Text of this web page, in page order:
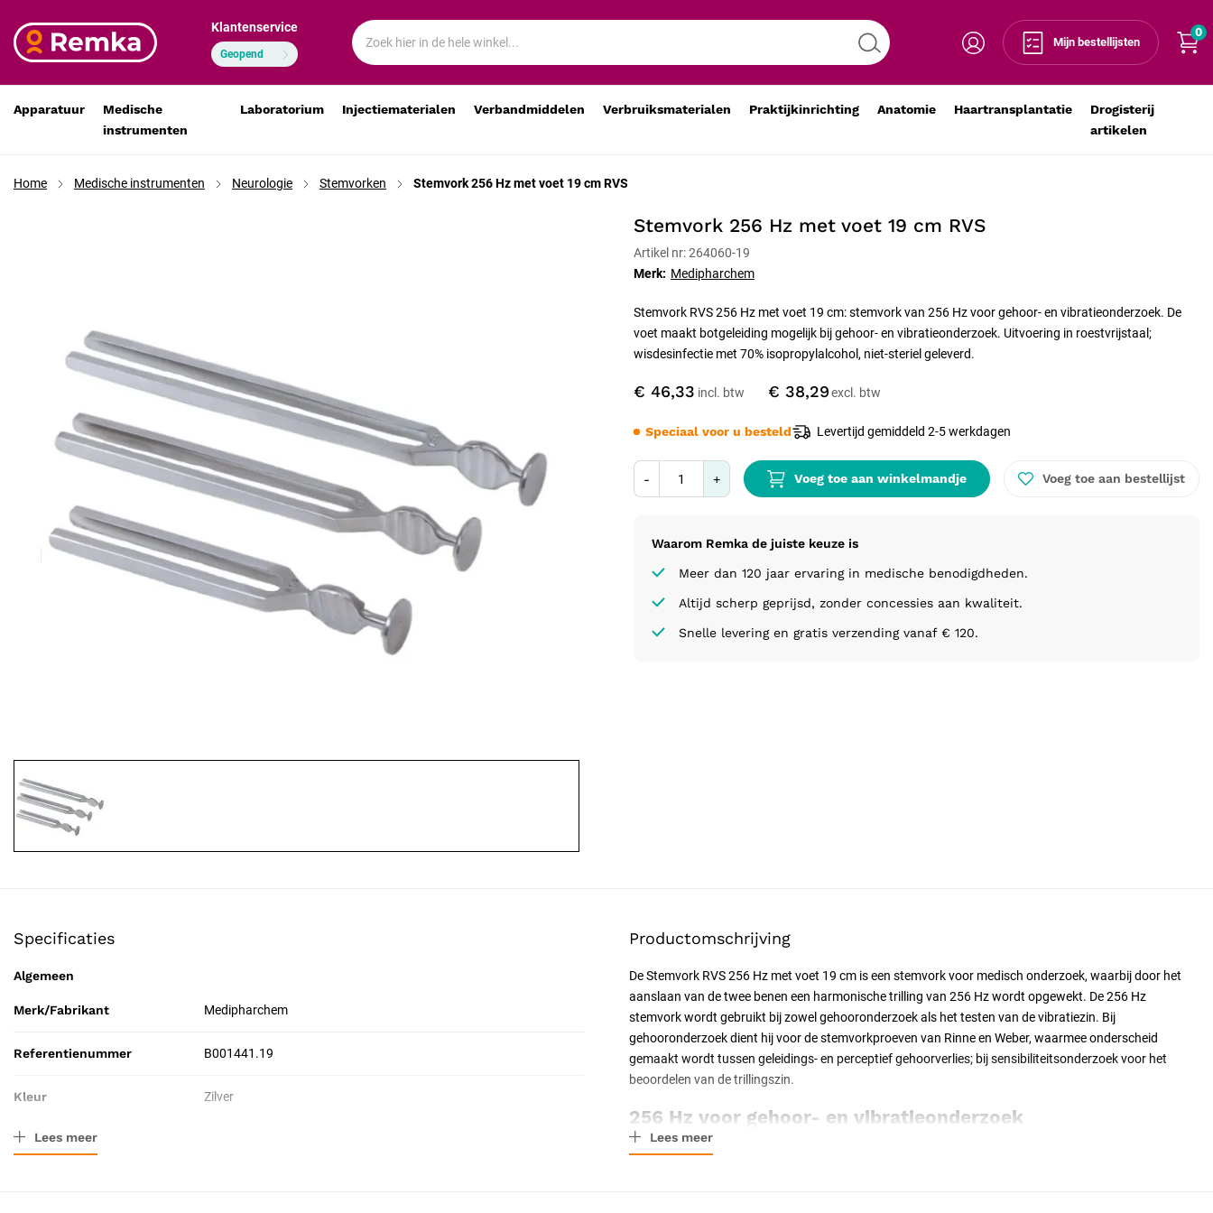
Mijn bestellijsten
0
Klantenservice
Geopend
Apparatuur
Medische
instrumenten
Laboratorium Injectiematerialen Verbandmiddelen Verbruiksmaterialen Praktijkinrichting Anatomie Haartransplantatie
Drogisterij
artikelen
Home Medische instrumenten Neurologie Stemvorken Stemvork 256 Hz met voet 19 cm RVS
Stemvork 256 Hz met voet 19 cm RVS
€ 46,33 € 38,29
Stemvork 256 Hz met voet 19 cm RVS
€ 46,33
€ 38,29
- Voeg toe aan winkelmandje
- + Voeg toe aan winkelmandje Voeg toe aan bestellijst
Merk: Medipharchem
Waarom Remka de juiste keuze is
Meer dan 120 jaar ervaring in medische benodigdheden.
Altijd scherp geprijsd, zonder concessies aan kwaliteit.
Snelle levering en gratis verzending vanaf € 120.
Artikel nr: 264060-19
Speciaal voor u besteld Levertijd gemiddeld 2-5 werkdagen
Stemvork RVS 256 Hz met voet 19 cm: stemvork van 256 Hz voor gehoor- en vibratieonderzoek. De
voet maakt botgeleiding mogelijk bij gehoor- en vibratieonderzoek. Uitvoering in roestvrijstaal;
wisdesinfectie met 70% isopropylalcohol, niet-steriel geleverd.
Specificaties
Algemeen
Merk/Fabrikant Medipharchem
Referentienummer B001441.19
Kleur Zilver
Materiaal
Lees meer
Productomschrijving
De Stemvork RVS 256 Hz met voet 19 cm is een stemvork voor medisch onderzoek, waarbij door het
aanslaan van de twee benen een harmonische trilling van 256 Hz wordt opgewekt. De 256 Hz
stemvork wordt gebruikt bij zowel gehooronderzoek als het testen van de vibratiezin. Bij
gehooronderzoek dient hij voor de stemvorkproeven van Rinne en Weber, waarmee onderscheid
gemaakt wordt tussen geleidings- en perceptief gehoorverlies; bij sensibiliteitsonderzoek voor het
beoordelen van de trillingszin.
256 Hz voor gehoor- en vibratieonderzoek
De toon van 256 Hz is afgestemd op deze toepassing. De stemvork wordt aangeslagen tegen een
Lees meer